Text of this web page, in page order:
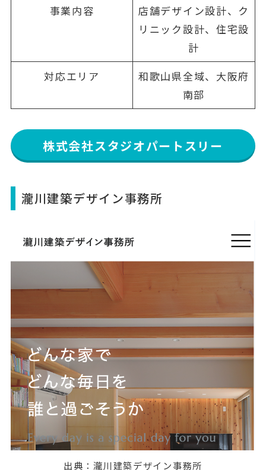
事業内容
店舗デザイン設計、ク
リニック設計、住宅設
計
対応エリア
和歌山県全域、大阪府
南部
株式会社スタジオパートスリー
瀧川建築デザイン事務所
出典：瀧川建築デザイン事務所